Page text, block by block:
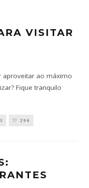
VISITAR
aproveitar ao máximo
Fique tranquilo
296